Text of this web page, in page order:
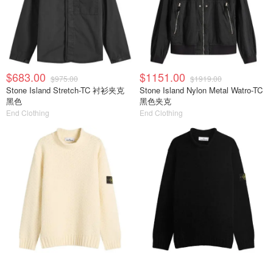
$683.00 $975.00
Stone Island Stretch-TC 衬衫夹克
黑色
End Clothing
$1151.00 $1919.00
Stone Island Nylon Metal Watro-TC
黑色夹克
End Clothing